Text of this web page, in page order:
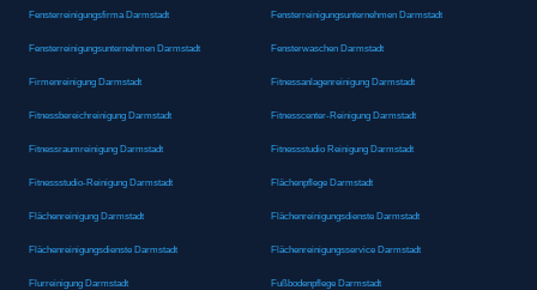
Fensterreinigungsfirma Darmstadt Fensterreinigungsunternehmen Darmstadt
Fensterreinigungsunternehmen Darmstadt Fensterwaschen Darmstadt
Firmenreinigung Darmstadt Fitnessanlagenreinigung Darmstadt
Fitnessbereichreinigung Darmstadt Fitnesscenter-Reinigung Darmstadt
Fitnessraumreinigung Darmstadt Fitnessstudio Reinigung Darmstadt
Fitnessstudio-Reinigung Darmstadt Flächenpflege Darmstadt
Flächenreinigung Darmstadt Flächenreinigungsdienste Darmstadt
Flächenreinigungsdienste Darmstadt Flächenreinigungsservice Darmstadt
Flurreinigung Darmstadt Fußbodenpflege Darmstadt